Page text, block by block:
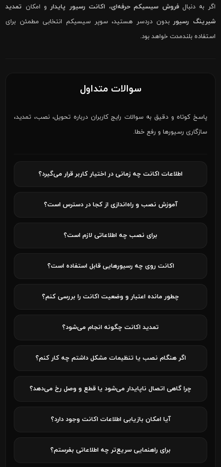
اگر به دنبالفروش سیسیکم حرفه‌ای، اکانت رسیور پایدارو امکان تمدید
شیرینگ رسیوربدون دردسر هستید، سوپر سیسیکم انتخابی مطمئن برای
استفاده بلندمدت خواهد بود.
سوالات متداول
پاسخ کوتاه و دقیق به سوالات رایج کاربران درباره تحویل، نصب، تمدید،
سازگاری رسیورها و رفع خطا.
اطلاعات اکانت چه زمانی در اختیار کاربر قرار می‌گیرد؟
آموزش نصب و راه‌اندازی از کجا در دسترس است؟
برای نصب چه اطلاعاتی لازم است؟
اکانت روی چه رسیورهایی قابل استفاده است؟
چطور مانده اعتبار و وضعیت اکانت را بررسی کنم؟
تمدید اکانت چگونه انجام می‌شود؟
اگر هنگام نصب یا تنظیمات مشکل داشتم چه کار کنم؟
چرا گاهی اتصال ناپایدار می‌شود یا قطع و وصل رخ می‌دهد؟
آیا امکان بازیابی اطلاعات اکانت وجود دارد؟
برای راهنمایی سریع‌تر چه اطلاعاتی بفرستم؟